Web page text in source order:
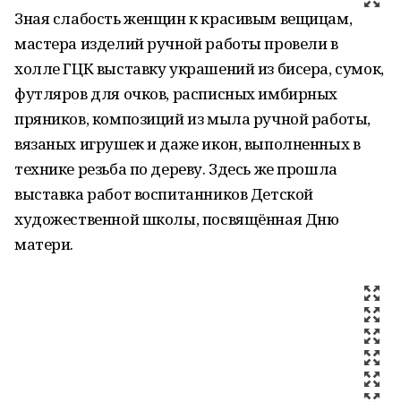
Зная слабость женщин к красивым вещицам,
мастера изделий ручной работы провели в
холле ГЦК выставку украшений из бисера, сумок,
футляров для очков, расписных имбирных
пряников, композиций из мыла ручной работы,
вязаных игрушек и даже икон, выполненных в
технике резьба по дереву. Здесь же прошла
выставка работ воспитанников Детской
художественной школы, посвящённая Дню
матери.